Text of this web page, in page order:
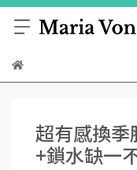
超有感換季
+鎖水缺一